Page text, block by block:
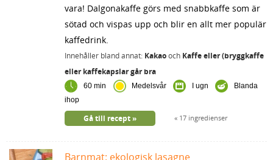
vara! Dalgonakaffe görs med snabbkaffe som är
sötad och vispas upp och blir en allt mer populär
kaffedrink.
Innehåller bland annat: Kakaooch Kaffe eller (bryggkaffe
eller kaffekapslar går bra
60 min Medelsvår I ugn
Blanda
ihop
17 ingredienser
Gå till recept
Barnmat: ekologisk lasagne